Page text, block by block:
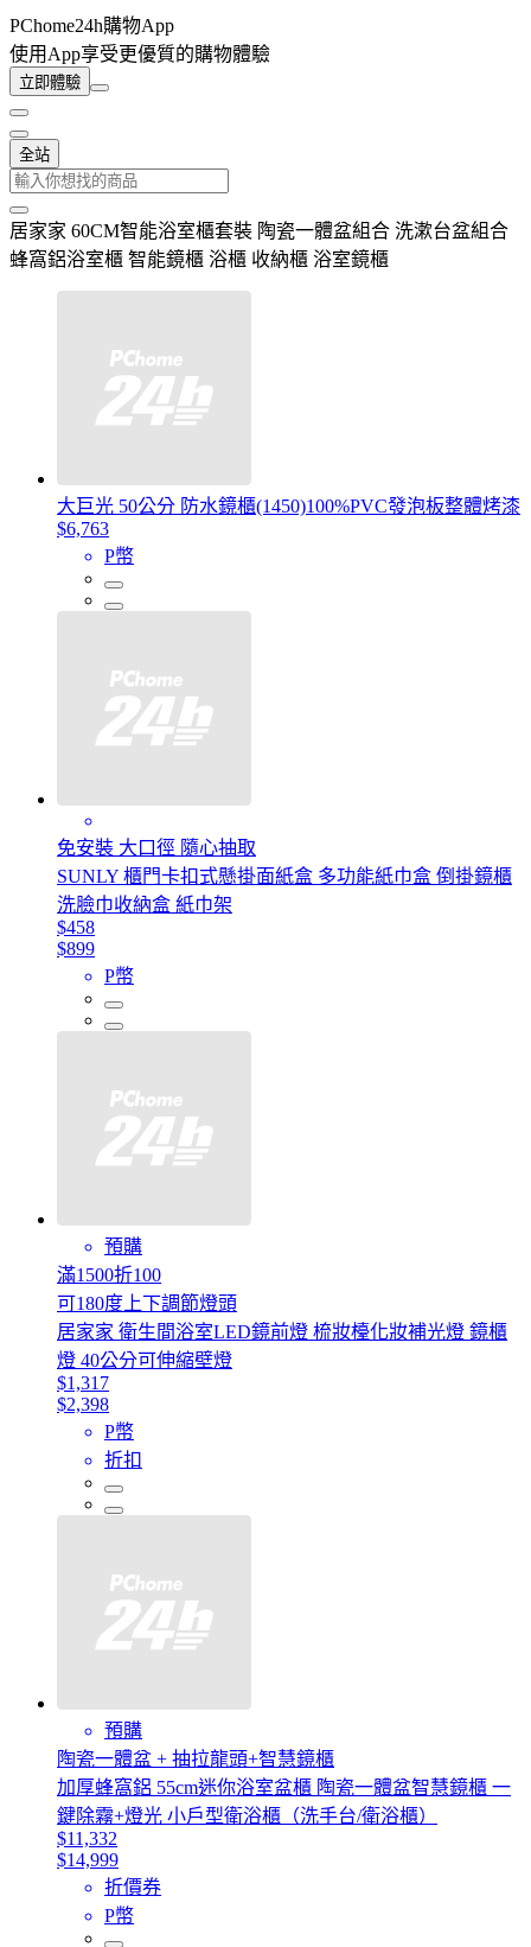
PChome24h購物App
使用App享受更優質的購物體驗
立即體驗
全站
居家家 60CM智能浴室櫃套裝 陶瓷一體盆組合 洗漱台盆組合
蜂窩鋁浴室櫃 智能鏡櫃 浴櫃 收納櫃 浴室鏡櫃
大巨光 50公分 防水鏡櫃(1450)100%PVC發泡板整體烤漆
$6,763
P幣
免安裝 大口徑 隨心抽取
SUNLY 櫃門卡扣式懸掛面紙盒 多功能紙巾盒 倒掛鏡櫃
洗臉巾收納盒 紙巾架
$458
$899
P幣
預購
滿1500折100
可180度上下調節燈頭
居家家 衛生間浴室LED鏡前燈 梳妝檯化妝補光燈 鏡櫃
燈 40公分可伸縮壁燈
$1,317
$2,398
P幣
折扣
預購
陶瓷一體盆 + 抽拉龍頭+智慧鏡櫃
加厚蜂窩鋁 55cm迷你浴室盆櫃 陶瓷一體盆智慧鏡櫃 一
鍵除霧+燈光 小戶型衛浴櫃（洗手台/衛浴櫃）
$11,332
$14,999
折價券
P幣